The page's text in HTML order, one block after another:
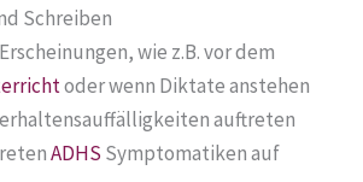
Schreiben
wie z.B. vor dem
oder wenn Diktate anstehen
auftreten
ADHS Symptomatiken auf